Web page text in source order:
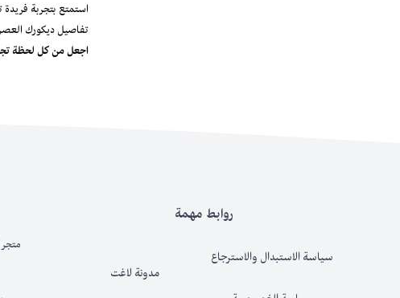
استمتع بتجربة
تفاصيل ديكورك
اجعل من كل لحظة
روابط مهمة
سياسة الاستبدال والاسترجاع
مدونة لاغت